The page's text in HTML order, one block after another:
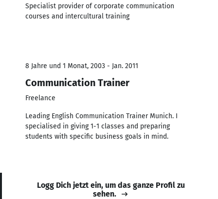
Specialist provider of corporate communication
courses and intercultural training
8 Jahre und 1 Monat, 2003 - Jan. 2011
Communication Trainer
Freelance
Leading English Communication Trainer Munich. I
specialised in giving 1-1 classes and preparing
students with specific business goals in mind.
Logg Dich jetzt ein, um das ganze Profil zu
sehen.